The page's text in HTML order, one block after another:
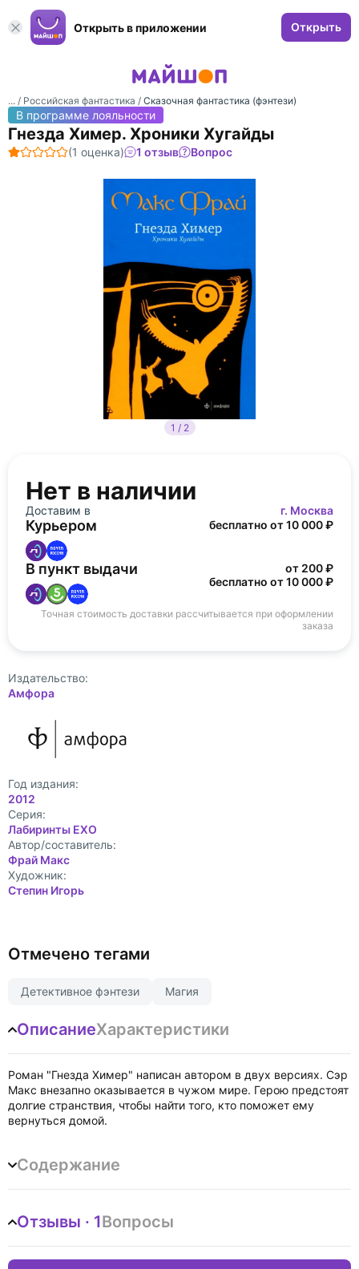
Открыть в приложении Открыть
... / Российская фантастика / Сказочная фантастика (фэнтези)
В программе лояльности
Гнезда Химер. Хроники Хугайды
(1 оценка) 1 отзыв Вопрос
1 / 2
Нет в наличии
Доставим в г. Москва
Курьером бесплатно от 10 000 ₽
В пункт выдачи
от 200 ₽
бесплатно от 10 000 ₽
Точная стоимость доставки рассчитывается при оформлении
заказа
Издательство:
Амфора
Год издания:
2012
Cерия:
Лабиринты EXO
Автор/составитель:
Фрай Макс
Художник:
Степин Игорь
Отмечено тегами
Детективное фэнтези Магия
ОписаниеХарактеристики
Роман "Гнезда Химер" написан автором в двух версиях. Сэр
Макс внезапно оказывается в чужом мире. Герою предстоят
долгие странствия, чтобы найти того, кто поможет ему
вернуться домой.
Содержание
Отзывы · 1Вопросы